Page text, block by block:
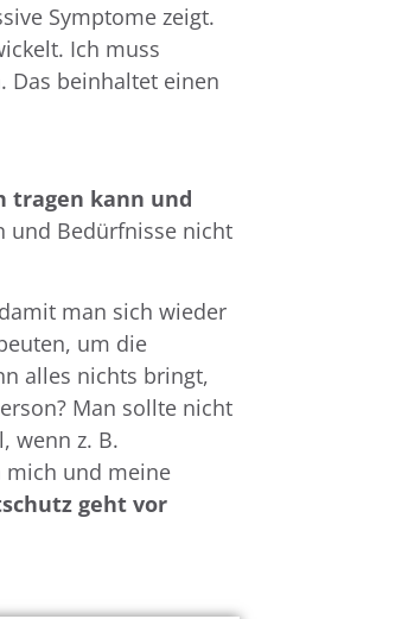
Symptome zeigt.
. Ich muss
Das beinhaltet einen
tragen kann und
und Bedürfnisse nicht
man sich wieder
um die
alles nichts bringt,
Man sollte nicht
wenn z. B.
mich und meine
geht vor